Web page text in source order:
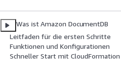
Was ist Amazon DocumentDB
Leitfaden für die ersten Schritte
Funktionen und Konfigurationen
Schneller Start mit CloudFormation